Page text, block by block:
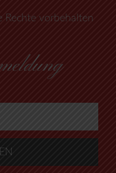
Rechte vorbehalten